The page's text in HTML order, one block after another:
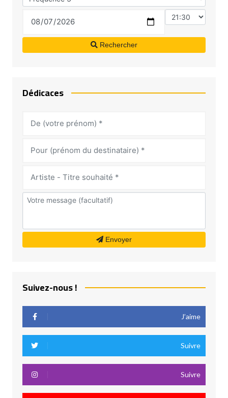
Rechercher
Dédicaces
Envoyer
Suivez-nous !
J’aime
Suivre
Suivre